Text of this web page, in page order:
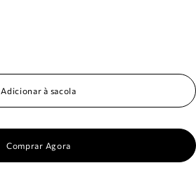
Adicionar à sacola
Comprar Agora